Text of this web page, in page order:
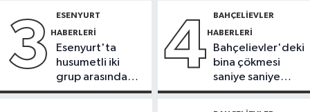
yangınlara neden olabilir
3 ESENYURT
HABERLERI
Esenyurt'ta
husumetli iki
grup arasında
silahlı kavga
4 BAHÇELIEVLER
HABERLERI
Bahçelievler'deki
bina çökmesi
saniye saniye
görüntülendi